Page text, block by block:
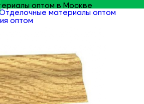
оптом в Москве
материалы оптом
оптом